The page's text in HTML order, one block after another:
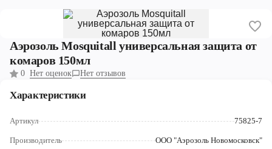
Коряжма
Котлас
Новодвинск
Рыбинск
Аэрозоль Mosquitall универсальная защита от
комаров 150мл
0 Нет оценок Нет отзывов
Характеристики
Артикул 75825-7
Производитель ООО "Аэрозоль Новомосковск"